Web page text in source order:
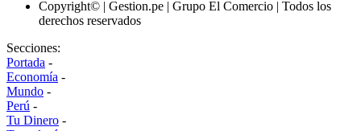
Copyright© | Gestion.pe | Grupo El Comercio | Todos los
derechos reservados
Secciones:
Portada -
Economía -
Mundo -
Perú -
Tu Dinero -